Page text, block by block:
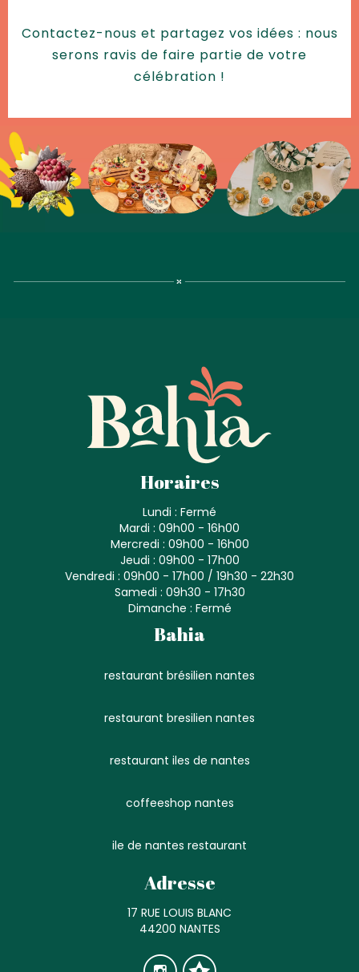
Contactez-nous et partagez vos idées : nous
serons ravis de faire partie de votre
célébration !
Horaires
Lundi : Fermé
Mardi : 09h00 - 16h00
Mercredi : 09h00 - 16h00
Jeudi : 09h00 - 17h00
Vendredi : 09h00 - 17h00 / 19h30 - 22h30
Samedi : 09h30 - 17h30
Dimanche : Fermé
Bahia
restaurant brésilien nantes
restaurant bresilien nantes
restaurant iles de nantes
coffeeshop nantes
ile de nantes restaurant
Adresse
17 RUE LOUIS BLANC
44200 NANTES